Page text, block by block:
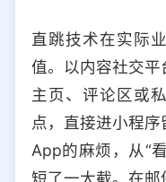
直跳技术在实际
值。以内容社交
主页、评论区或
点，直接进小程
App的麻烦，从“